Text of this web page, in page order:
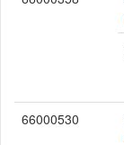
66000530